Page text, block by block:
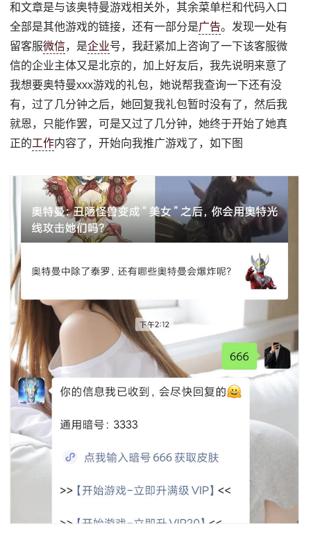
和文章是与该奥特曼游戏相关外，其余菜单栏和代码入口
全部是其他游戏的链接，还有一部分是广告。发现一处有
留客服微信，是企业号，我赶紧加上咨询了一下该客服微
信的企业主体又是北京的，加上好友后，我先说明来意了
我想要奥特曼xxx游戏的礼包，她说帮我查询一下还有没
有，过了几分钟之后，她回复我礼包暂时没有了，然后我
就恩，只能作罢，可是又过了几分钟，她终于开始了她真
正的工作内容了，开始向我推广游戏了，如下图